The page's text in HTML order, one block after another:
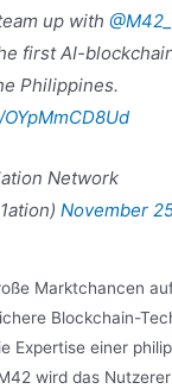
up with
first AI-
Philippines.
Network
November
Marktchancen
Blockchain-
Expertise einer
wird das